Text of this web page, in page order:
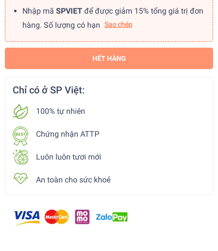
Nhập mã SPVIET để được giảm 15% tổng giá trị đơn
hàng. Số lượng có hạn
Sao chép
HẾT HÀNG
Chỉ có ở SP Việt:
100% tự nhiên
Chứng nhận ATTP
Luôn luôn tươi mới
An toàn cho sức khoẻ